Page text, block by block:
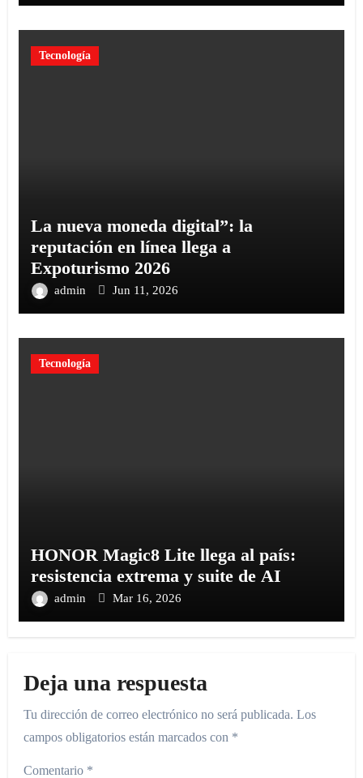
Tecnología
La nueva moneda digital”: la
reputación en línea llega a
Expoturismo 2026
admin Jun 11, 2026
Tecnología
HONOR Magic8 Lite llega al país:
resistencia extrema y suite de AI
admin Mar 16, 2026
Deja una respuesta
Tu dirección de correo electrónico no será publicada. Los
campos obligatorios están marcados con *
Comentario *